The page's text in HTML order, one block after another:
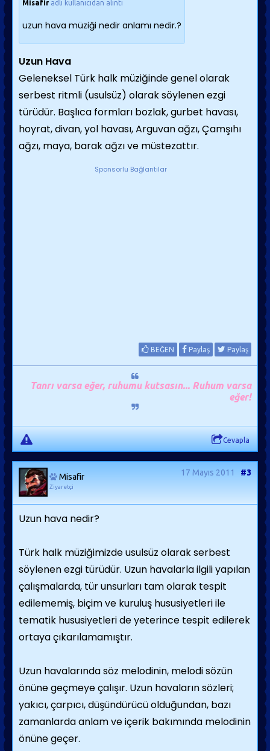
Misafir adlı kullanıcıdan alıntı
uzun hava müziği nedir anlamı nedir.?
Uzun Hava
Geleneksel Türk halk müziğinde genel olarak
serbest ritmli (usulsüz) olarak söylenen ezgi
türüdür. Başlıca formları bozlak, gurbet havası,
hoyrat, divan, yol havası, Arguvan ağzı, Çamşıhı
ağzı, maya, barak ağzı ve müstezattır.
Sponsorlu Bağlantılar
BEĞEN Paylaş Paylaş
Tanrı varsa eğer, ruhumu kutsasın... Ruhum varsa
eğer!
Cevapla
Misafir
Ziyaretçi
17 Mayıs 2011 #3
Uzun hava nedir?
Türk halk müziğimizde usulsüz olarak serbest
söylenen ezgi türüdür. Uzun havalarla ilgili yapılan
çalışmalarda, tür unsurları tam olarak tespit
edilememiş, biçim ve kuruluş hususiyetleri ile
tematik hususiyetleri de yeterince tespit edilerek
ortaya çıkarılamamıştır.
Uzun havalarında söz melodinin, melodi sözün
önüne geçmeye çalışır. Uzun havaların sözleri;
yakıcı, çarpıcı, düşündürücü olduğundan, bazı
zamanlarda anlam ve içerik bakımında melodinin
önüne geçer.